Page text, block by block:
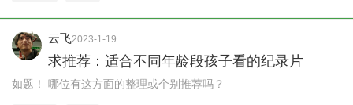
云飞2023-1-19
求推荐：适合不同年龄段孩子看的纪录片
如题！ 哪位有这方面的整理或个别推荐吗？